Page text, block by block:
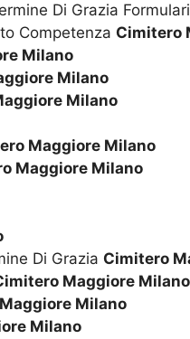
Di Grazia
Competenza Cimitero
Milano
Milano
Milano
Maggiore Milano
Maggiore Milano
Di Grazia Cimitero
Maggiore Milano
Milano
Milano